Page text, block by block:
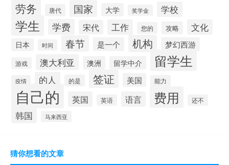
劳务 唐代 国家 大学 奖学金 学校
学生 学费 宋代 工作 您的 攻略 文化
日本 时间 春节 是一个 机构 梦幻西游
游戏 澳大利亚 澳洲 留学中介 留学生
疫情 的人 的是 签证 美国 能力
自己的 英国 英语 语言 费用 还不
韩国 马来西亚
猜你想看的文章